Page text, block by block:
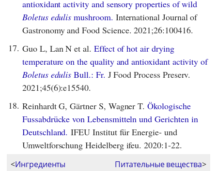
antioxidant activity and sensory properties of wild
Boletus edulis mushroom. International Journal of
Gastronomy and Food Science. 2021;26:100416.
17. Guo L, Lan N et al. Effect of hot air drying
temperature on the quality and antioxidant activity of
Boletus edulis Bull.: Fr. J Food Process Preserv.
2021;45(6):e15540.
18. Reinhardt G, Gärtner S, Wagner T.Ökologische
Fussabdrücke von Lebensmitteln und Gerichten in
Deutschland. IFEU Institut für Energie- und
Umweltforschung Heidelberg ifeu. 2020:1-22.
<Ингредиенты Питательные вещества>